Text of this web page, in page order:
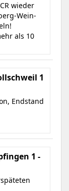
wieder
Wein-
als 10
1
Endstand
1 -